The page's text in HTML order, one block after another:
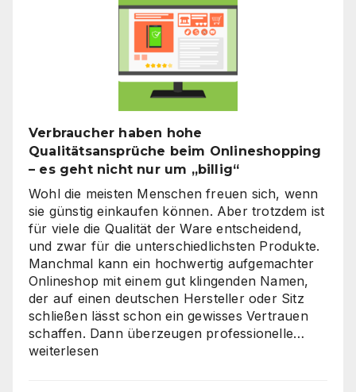
Verbraucher haben hohe
Qualitätsansprüche beim Onlineshopping
– es geht nicht nur um „billig“
Wohl die meisten Menschen freuen sich, wenn
sie günstig einkaufen können. Aber trotzdem ist
für viele die Qualität der Ware entscheidend,
und zwar für die unterschiedlichsten Produkte.
Manchmal kann ein hochwertig aufgemachter
Onlineshop mit einem gut klingenden Namen,
der auf einen deutschen Hersteller oder Sitz
schließen lässt schon ein gewisses Vertrauen
schaffen. Dann überzeugen professionelle…
weiterlesen